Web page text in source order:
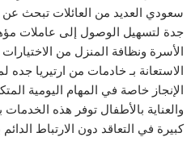
سعودي العديد من العائلات تبحث
جدة لتسهيل الوصول إلى عاملات
الأسرة ونظافة المنزل من
الاستعانة بـ خادمات من ارتيريا
الإنجاز خاصة في المهام اليومية
والعناية بالأطفال توفر هذه
كبيرة في التعاقد دون الارتباط